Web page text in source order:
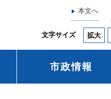
本文へ
文字サイズ 拡大
市政情報